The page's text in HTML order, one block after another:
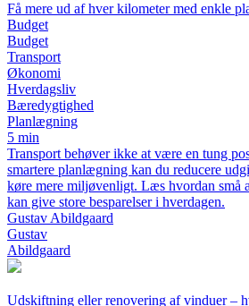
Få mere ud af hver kilometer med enkle
Budget
Budget
Transport
Økonomi
Hverdagsliv
Bæredygtighed
Planlægning
5 min
Transport behøver ikke at være en tung
smartere planlægning kan du reducere
køre mere miljøvenligt. Læs hvordan små
kan give store besparelser i hverdagen.
Gustav Abildgaard
Gustav
Abildgaard
Udskiftning eller renovering af vinduer –